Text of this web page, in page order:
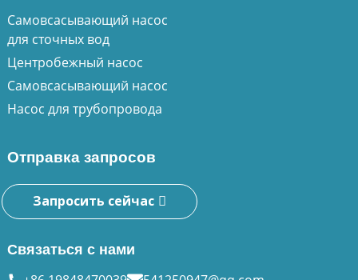
Самовсасывающий насос
для сточных вод
Центробежный насос
Самовсасывающий насос
Насос для трубопровода
Отправка запросов
Запросить сейчас
Связаться с нами